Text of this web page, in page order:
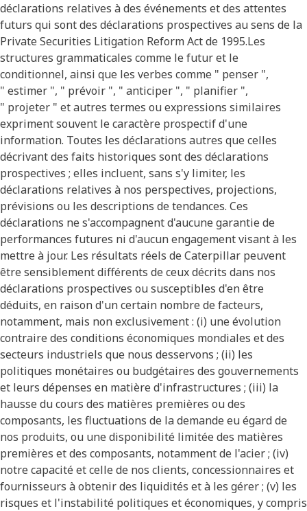
déclarations relatives à des événements et des attentes
futurs qui sont des déclarations prospectives au sens de la
Private Securities Litigation Reform Act de 1995.Les
structures grammaticales comme le futur et le
conditionnel, ainsi que les verbes comme " penser ",
" estimer ", " prévoir ", " anticiper ", " planifier ",
" projeter " et autres termes ou expressions similaires
expriment souvent le caractère prospectif d'une
information. Toutes les déclarations autres que celles
décrivant des faits historiques sont des déclarations
prospectives ; elles incluent, sans s'y limiter, les
déclarations relatives à nos perspectives, projections,
prévisions ou les descriptions de tendances. Ces
déclarations ne s'accompagnent d'aucune garantie de
performances futures ni d'aucun engagement visant à les
mettre à jour. Les résultats réels de Caterpillar peuvent
être sensiblement différents de ceux décrits dans nos
déclarations prospectives ou susceptibles d'en être
déduits, en raison d'un certain nombre de facteurs,
notamment, mais non exclusivement : (i) une évolution
contraire des conditions économiques mondiales et des
secteurs industriels que nous desservons ; (ii) les
politiques monétaires ou budgétaires des gouvernements
et leurs dépenses en matière d'infrastructures ; (iii) la
hausse du cours des matières premières ou des
composants, les fluctuations de la demande eu égard de
nos produits, ou une disponibilité limitée des matières
premières et des composants, notamment de l'acier ; (iv)
notre capacité et celle de nos clients, concessionnaires et
fournisseurs à obtenir des liquidités et à les gérer ; (v) les
risques et l'instabilité politiques et économiques, y compris